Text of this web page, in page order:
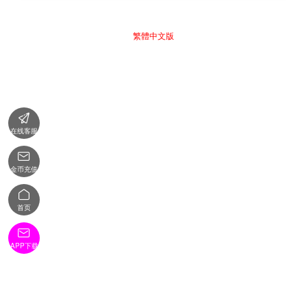
繁體中文版

在线客服

金币充值

首页

APP下载